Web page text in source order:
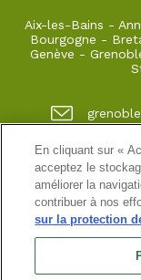
Aix-les-Bains -
Bourgogne -
Genève -
04 80 42
1 quai de
Site classique-
Conditions
En cliquant sur «
acceptez le
améliorer la
contribuer à nos
sur la protection